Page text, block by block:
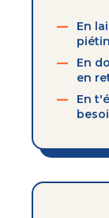
En
En
en
En